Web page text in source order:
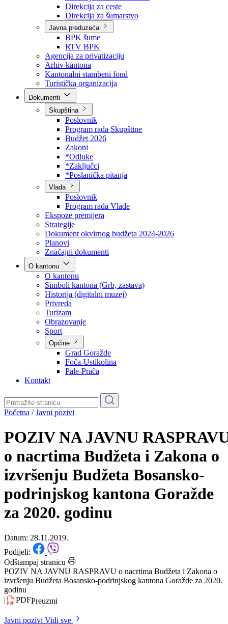
Kantonalna uprava civilne zaštite
Direkcije
Direkcija za robne rezerve
Direkcija za ceste
Direkcija za šumarstvo
Javna preduzeća
BPK šume
RTV BPK
Agencija za privatizaciju
Arhiv kantona
Kantonalni stambeni fond
Turistička organizacija
Skupština
Poslovnik
Program rada Skupštine
Budžet 2026
Zakoni
*Odluke
*Zaključci
*Poslanička pitanja
Vlada
Poslovnik
Program rada Vlade
Ekspoze premijera
Strategije
Dokument okvirnog budžeta 2024-2026
Planovi
Značajni dokumenti
O kantonu
O kantonu
Simboli kantona (Grb, zastava)
Historija (digitalni muzej)
Privreda
Turizam
Obrazovanje
Općine
Pale-Prača
Kontakt
Početna/Javni pozivi
POZIV NA JAVNU
o nacrtima Budžeta i Zakona o
izvršenju Budžeta Bosansko-
podrinjskog kantona Goražde
za 2020. godinu
Datum: 28.11.2019.
Podijeli:
Odštampaj stranicu
POZIV NA JAVNU RASPRAVU o nacrtima Budžeta i Zakona o
godinu